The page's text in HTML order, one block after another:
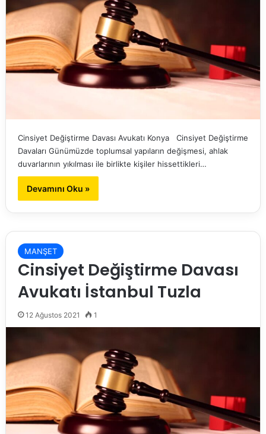
Cinsiyet Değiştirme Davası Avukatı Konya Cinsiyet Değiştirme
Davaları Günümüzde toplumsal yapıların değişmesi, ahlak
duvarlarının yıkılması ile birlikte kişiler hissettikleri…
Devamını Oku »
MANŞET
Cinsiyet Değiştirme Davası
Avukatı İstanbul Tuzla
12 Ağustos 2021 1